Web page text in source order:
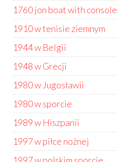
1760 jon boat with console
1910 w tenisie ziemnym
1944 w Belgii
1948 w Grecji
1980 w Jugosławii
1980 w sporcie
1989 w Hiszpanii
1997 w piłce nożnej